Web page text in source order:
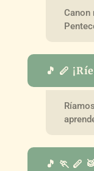
Canon
🎵 🪈
🎵 🏃 🪈